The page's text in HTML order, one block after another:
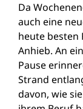
Da
auch eine
heute besten
Anhieb. An
Pause
Strand
davon, wie